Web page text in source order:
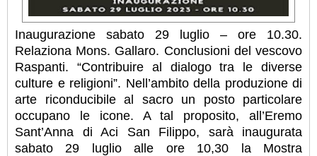
Inaugurazione sabato 29 luglio – ore 10.30.
Relaziona Mons. Gallaro. Conclusioni del vescovo
Raspanti. “Contribuire al dialogo tra le diverse
culture e religioni”. Nell’ambito della produzione di
arte riconducibile al sacro un posto particolare
occupano le icone. A tal proposito, all’Eremo
Sant’Anna di Aci San Filippo, sarà inaugurata
sabato 29 luglio alle ore 10,30 la Mostra